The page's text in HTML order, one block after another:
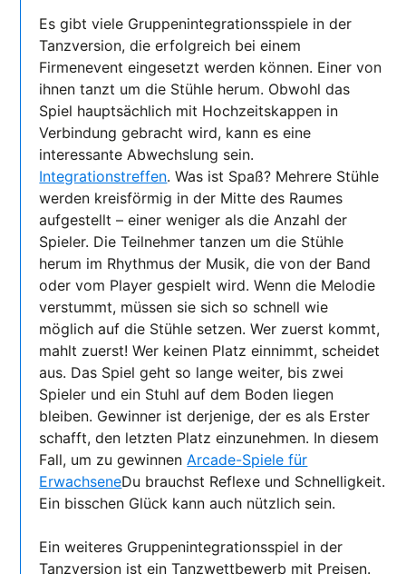
Es gibt viele Gruppenintegrationsspiele in der
Tanzversion, die erfolgreich bei einem
Firmenevent eingesetzt werden können. Einer von
ihnen tanzt um die Stühle herum. Obwohl das
Spiel hauptsächlich mit Hochzeitskappen in
Verbindung gebracht wird, kann es eine
interessante Abwechslung sein.
Integrationstreffen. Was ist Spaß? Mehrere Stühle
werden kreisförmig in der Mitte des Raumes
aufgestellt – einer weniger als die Anzahl der
Spieler. Die Teilnehmer tanzen um die Stühle
herum im Rhythmus der Musik, die von der Band
oder vom Player gespielt wird. Wenn die Melodie
verstummt, müssen sie sich so schnell wie
möglich auf die Stühle setzen. Wer zuerst kommt,
mahlt zuerst! Wer keinen Platz einnimmt, scheidet
aus. Das Spiel geht so lange weiter, bis zwei
Spieler und ein Stuhl auf dem Boden liegen
bleiben. Gewinner ist derjenige, der es als Erster
schafft, den letzten Platz einzunehmen. In diesem
Fall, um zu gewinnen Arcade-Spiele für
ErwachseneDu brauchst Reflexe und Schnelligkeit.
Ein bisschen Glück kann auch nützlich sein.
Ein weiteres Gruppenintegrationsspiel in der
Tanzversion ist ein Tanzwettbewerb mit Preisen.